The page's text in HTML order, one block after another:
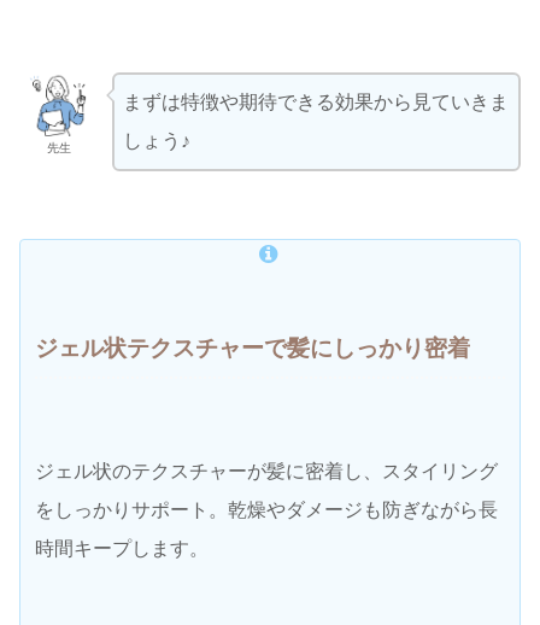
先生
まずは特徴や期待できる効果から見ていきま
しょう♪
ジェル状テクスチャーで髪にしっかり密着
ジェル状のテクスチャーが髪に密着し、スタイリング
をしっかりサポート。乾燥やダメージも防ぎながら長
時間キープします。